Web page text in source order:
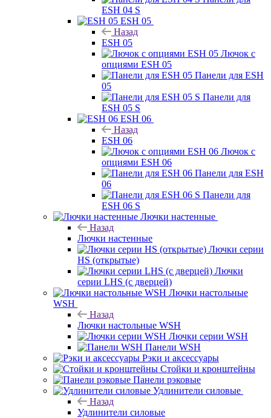
ESH 04 S
ESH 05
Назад
ESH 05
Лючок с
опциями ESH 05
Панели для ESH
05
Панели для
ESH 05 S
ESH 06
Назад
ESH 06
Лючок с
опциями ESH 06
Панели для ESH
06
Панели для
ESH 06 S
Лючки настенные
Назад
Лючки настенные
Лючки серии
HS (открытые)
Лючки
серии LHS (с дверцей)
Лючки настольные
WSH
Назад
Лючки настольные WSH
Лючки серии WSH
Панели WSH
Рэки и аксессуары
Стойки и кронштейны
Панели рэковые
Удлинители силовые
Назад
Удлинители силовые